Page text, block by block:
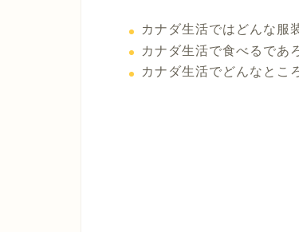
カナダ生活ではどんな服
カナダ生活で食べるであ
カナダ生活でどんなとこ